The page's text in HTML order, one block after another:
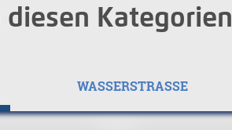
diesen Kategorien
WASSERSTRASSE